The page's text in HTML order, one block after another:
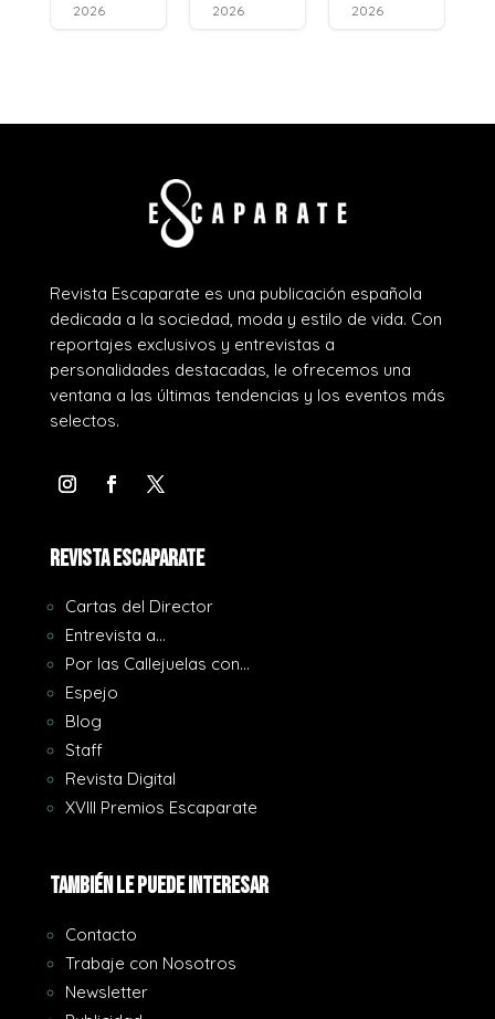
2026
2026
2026
Revista Escaparate es una publicación española
dedicada a la sociedad, moda y estilo de vida. Con
reportajes exclusivos y entrevistas a
personalidades destacadas, le ofrecemos una
ventana a las últimas tendencias y los eventos más
selectos.
REVISTA ESCAPARATE
Cartas del Director
Entrevista a…
Por las Callejuelas con…
Espejo
Blog
Staff
Revista Digital
XVIII Premios Escaparate
También le puede interesar
Contacto
Trabaje con Nosotros
Newsletter